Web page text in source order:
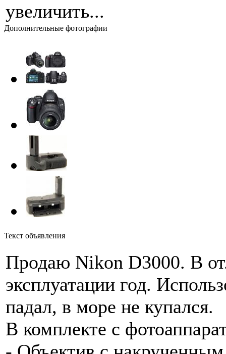
увеличить...
Дополнительные фотографии
Текст объявления
Продаю Nikon D3000. В
эксплуатации год.
падал, в море не купался.
В комплекте с